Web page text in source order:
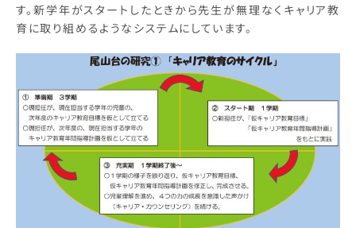
す。新学年がスタートしたときから先生が無理なくキャリア教
育に取り組めるようなシステムにしています。